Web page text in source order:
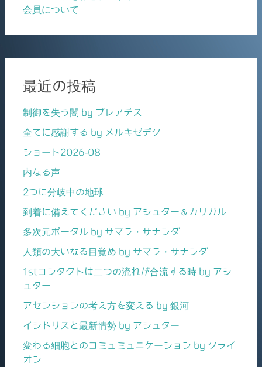
会員について
最近の投稿
制御を失う闇 by プレアデス
全てに感謝する by メルキゼデク
ショート2026-08
内なる声
2つに分岐中の地球
到着に備えてください by アシュター＆カリガル
多次元ポータル by サマラ・サナンダ
人類の大いなる目覚め by サマラ・サナンダ
1stコンタクトは二つの流れが合流する時 by アシ
ュター
アセンションの考え方を変える by 銀河
イシドリスと最新情勢 by アシュター
変わる細胞とのコミュミュニケーション by クライ
オン